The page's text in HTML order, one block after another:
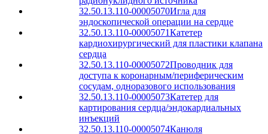
32.50.13.110-00005070Игла для
эндоскопической операции на сердце
32.50.13.110-00005071Катетер
кардиохирургический для пластики клапана
сердца
32.50.13.110-00005072Проводник для
доступа к коронарным/периферическим
сосудам, одноразового использования
32.50.13.110-00005073Катетер для
картирования сердца/эндокардиальных
инъекций
32.50.13.110-00005074Канюля